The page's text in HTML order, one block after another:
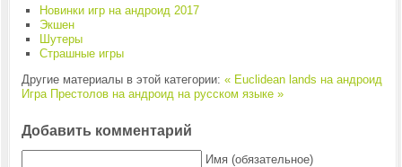
Новинки игр на андроид 2017
Экшен
Шутеры
Страшные игры
Другие материалы в этой категории: « Euclidean lands на андроид
Игра Престолов на андроид на русском языке »
Добавить комментарий
Имя (обязательное)